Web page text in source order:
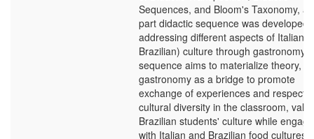
Sequences, and Bloom's Taxonomy, a
part didactic sequence was developed,
addressing different aspects of Italian
Brazilian) culture through gastronomy.
sequence aims to materialize theory,
gastronomy as a bridge to promote
exchange of experiences and respect
cultural diversity in the classroom,
Brazilian students' culture while
with Italian and Brazilian food cultures.